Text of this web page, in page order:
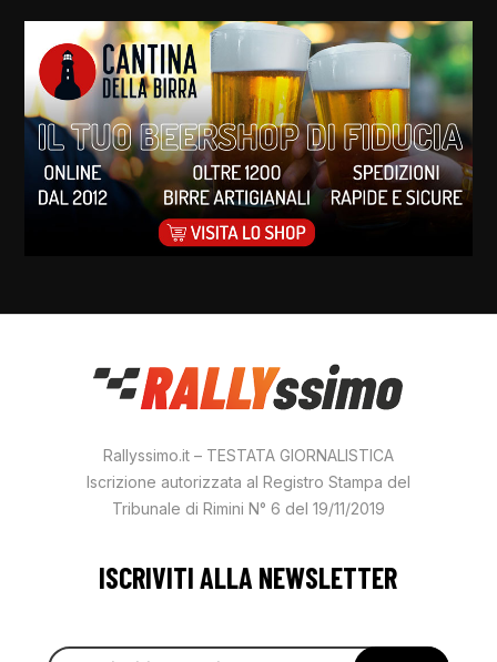
Rallyssimo.it – TESTATA GIORNALISTICA
Iscrizione autorizzata al Registro Stampa del
Tribunale di Rimini N° 6 del 19/11/2019
ISCRIVITI ALLA NEWSLETTER